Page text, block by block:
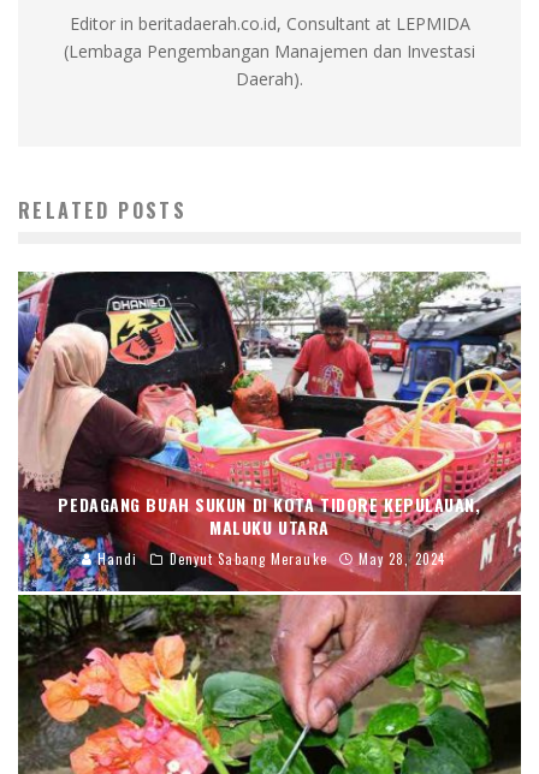
Editor in beritadaerah.co.id, Consultant at LEPMIDA
(Lembaga Pengembangan Manajemen dan Investasi
Daerah).
RELATED POSTS
PEDAGANG BUAH SUKUN DI KOTA TIDORE KEPULAUAN,
MALUKU UTARA
Handi Denyut Sabang Merauke May 28, 2024